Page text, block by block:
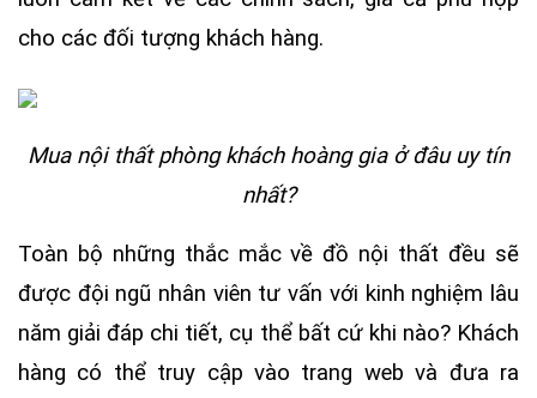
cho các đối tượng khách hàng.
Mua nội thất phòng khách hoàng gia ở đâu uy tín
nhất?
Toàn bộ những thắc mắc về đồ nội thất đều sẽ
được đội ngũ nhân viên tư vấn với kinh nghiệm lâu
năm giải đáp chi tiết, cụ thể bất cứ khi nào? Khách
hàng có thể truy cập vào trang web và đưa ra